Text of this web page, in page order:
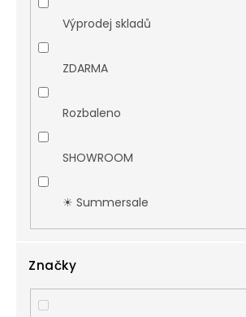
Výprodej skladů
ZDARMA
Rozbaleno
SHOWROOM
☀︎ Summersale
Značky